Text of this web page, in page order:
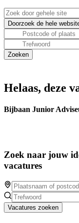
Helaas, deze
Bijbaan Junior
Zoek naar jouw
vacatures
Vacatures zoeken